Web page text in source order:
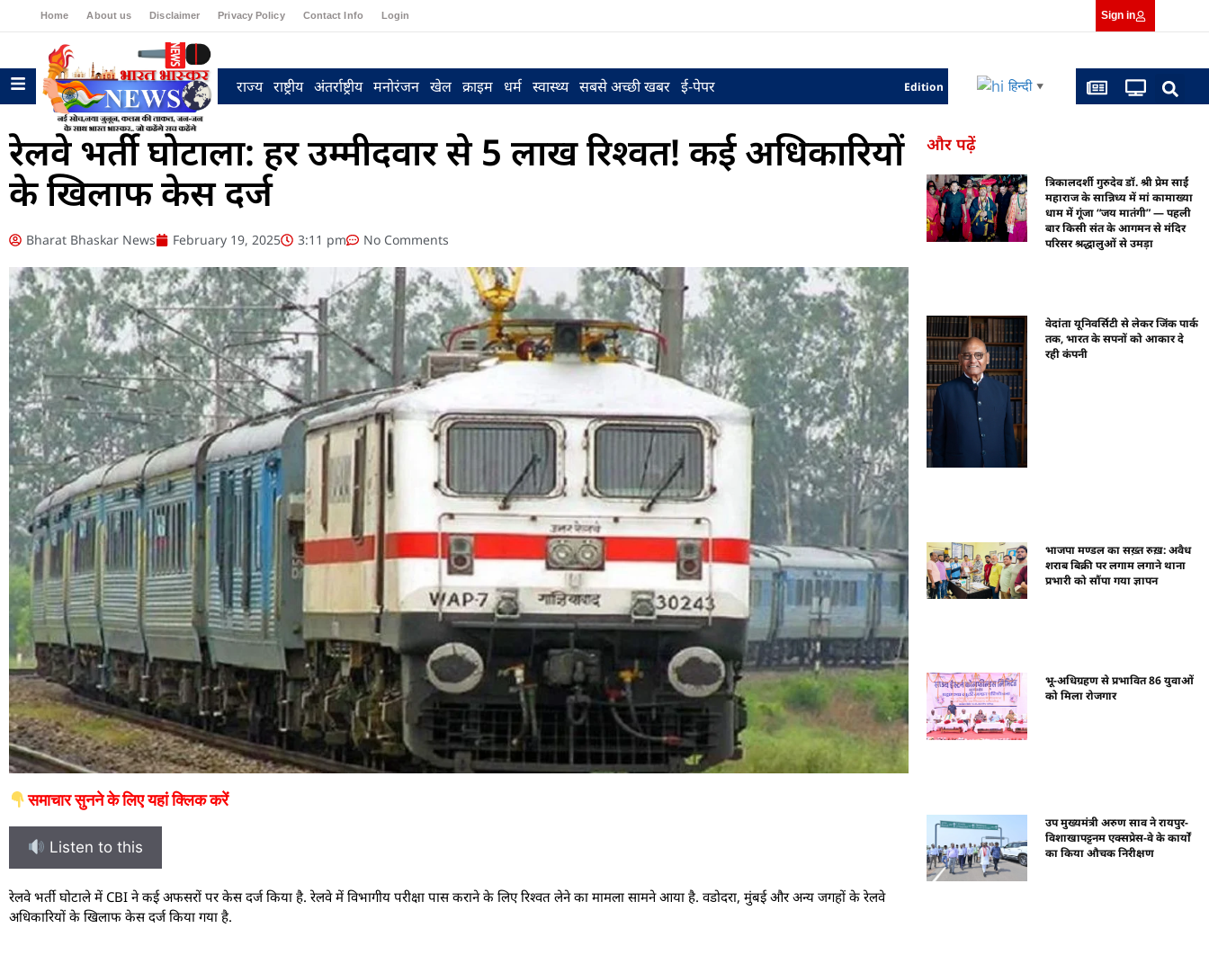
Home About us Disclaimer Privacy Policy Contact Info Login Sign in
राज्य राष्ट्रीय अंतर्राष्ट्रीय मनोरंजन खेल क्राइम धर्म स्वास्थ्य सबसे अच्छी खबर ई-पेपर Edition हिन्दी ▼
रेलवे भर्ती घोटाला: हर उम्मीदवार से 5 लाख रिश्वत! कई अधिकारियों
के खिलाफ केस दर्ज
Bharat Bhaskar News February 19, 2025 3:11 pm No Comments
समाचार सुनने के लिए यहां क्लिक करें
Listen to this
रेलवे भर्ती घोटाले में CBI ने कई अफसरों पर केस दर्ज किया है. रेलवे में विभागीय परीक्षा पास कराने के लिए रिश्वत लेने का मामला सामने आया है. वडोदरा, मुंबई और अन्य जगहों के रेलवे
अधिकारियों के खिलाफ केस दर्ज किया गया है.
और पढ़ें
त्रिकालदर्शी गुरुदेव डॉ. श्री प्रेम साईं
महाराज के सान्निध्य में मां कामाख्या
धाम में गूंजा “जय मातंगी” — पहली
बार किसी संत के आगमन से मंदिर
परिसर श्रद्धालुओं से उमड़ा
वेदांता यूनिवर्सिटी से लेकर जिंक पार्क
तक, भारत के सपनों को आकार दे
रही कंपनी
भाजपा मण्डल का सख़्त रुख़: अवैध
शराब बिक्री पर लगाम लगाने थाना
प्रभारी को सौंपा गया ज्ञापन
भू-अधिग्रहण से प्रभावित 86 युवाओं
को मिला रोजगार
उप मुख्यमंत्री अरुण साव ने रायपुर-
विशाखापट्टनम एक्सप्रेस-वे के कार्यों
का किया औचक निरीक्षण